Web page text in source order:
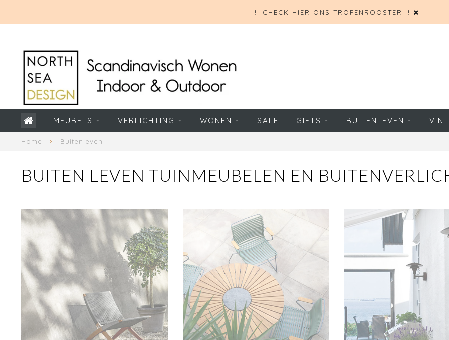
!! CHECK HIER ONS TROPENROOSTER !!
MEUBELS VERLICHTING WONEN SALE GIFTS BUITENLEVEN
Home Buitenleven
BUITEN LEVEN TUINMEUBELEN EN